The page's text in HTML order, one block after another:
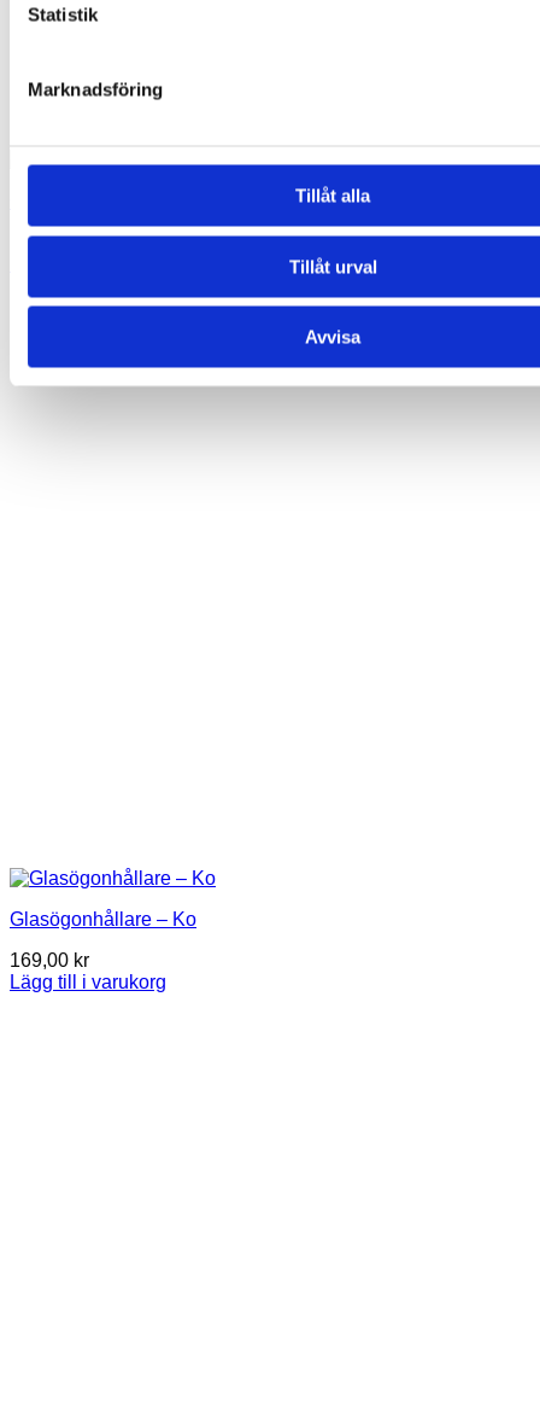
Statistik
Marknadsföring
Tillåt alla
Tillåt urval
Avvisa
109,00kr
Relaterade produkter
Glasögonhållare – Ko
169,00 kr
Lägg till i varukorg